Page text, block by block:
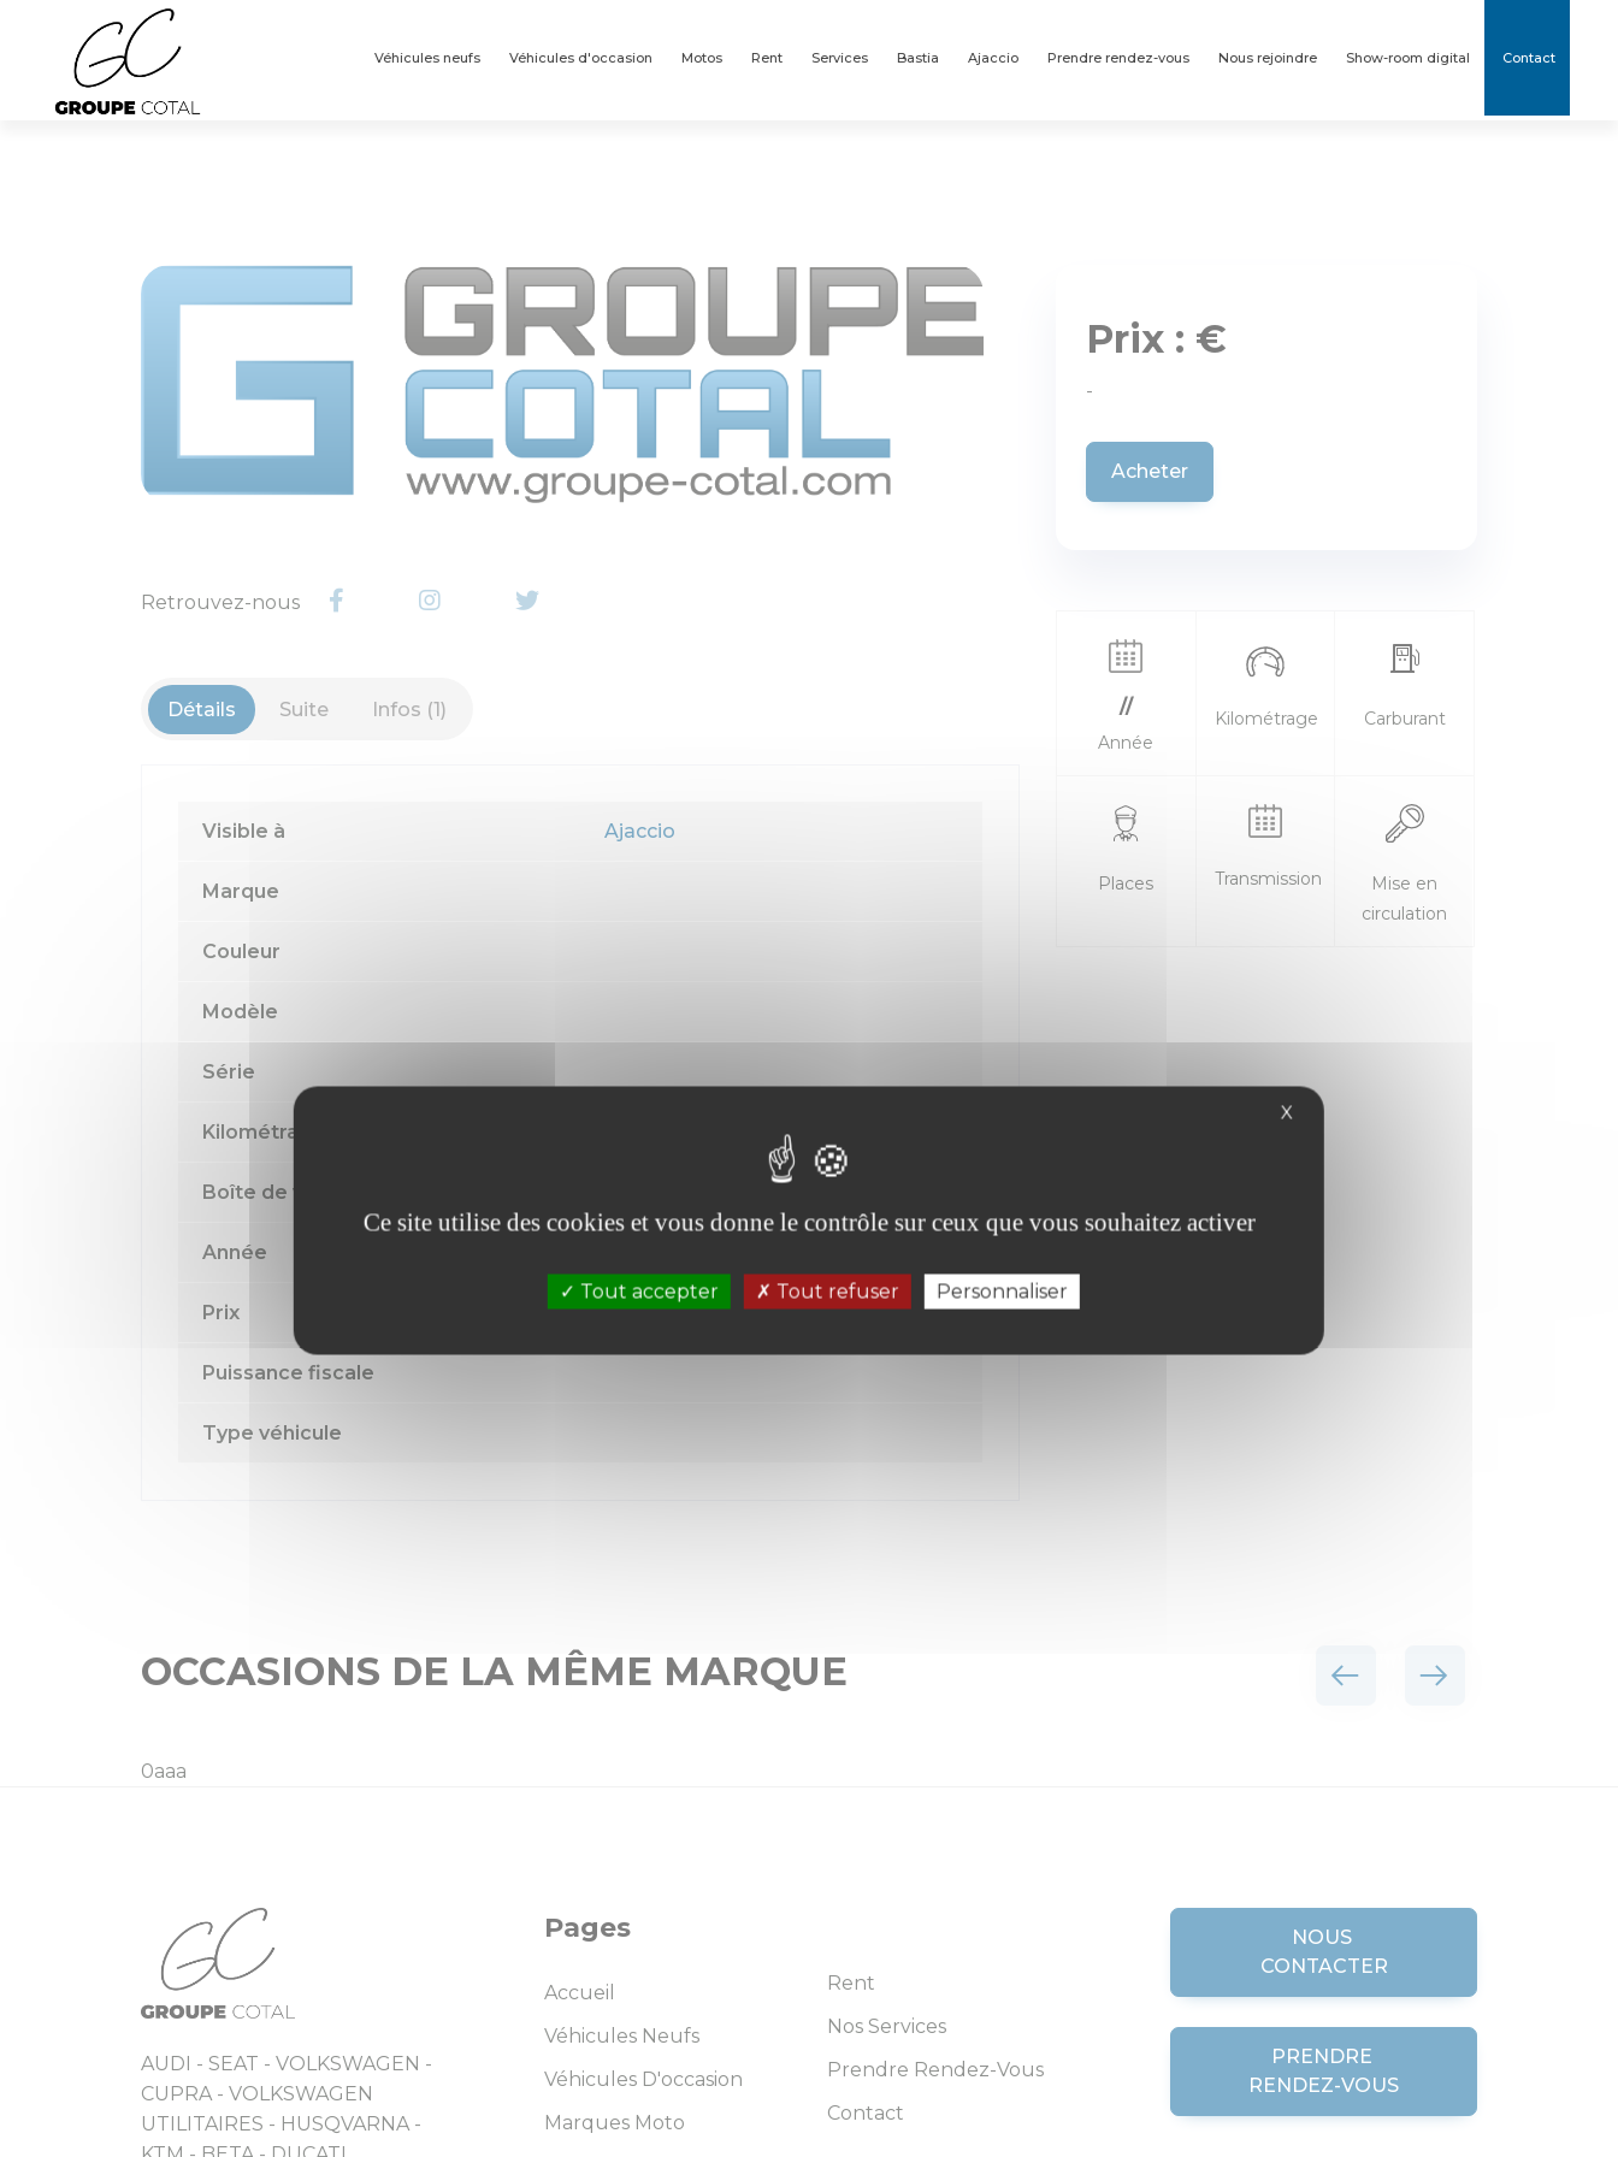
Véhicules neufs Véhicules d'occasion Motos Rent Services Bastia Ajaccio Prendre rendez-vous Nous rejoindre Show-room digital Contact
Retrouvez-nous
Détails Suite Infos (1)
Visible à Ajaccio
Marque
Couleur
Modèle
Série
Kilométrage
Boîte de vitesse
Année
Prix
Puissance fiscale
Type véhicule
Prix : €
-
Acheter
//
Année
Kilométrage Carburant
Places Transmission
Mise en
circulation
OCCASIONS DE LA MÊME MARQUE
0aaa
AUDI - SEAT - VOLKSWAGEN -
CUPRA - VOLKSWAGEN
UTILITAIRES - HUSQVARNA -
Pages
Accueil
Véhicules Neufs
Véhicules D'occasion
Marques Moto
Rent
Nos Services
Prendre Rendez-Vous
Contact
NOUS
CONTACTER
PRENDRE
RENDEZ-VOUS
Panneau de gestion des cookies
X
Ce site utilise des cookies et vous donne le contrôle sur ceux que vous souhaitez activer
Tout accepter Tout refuser Personnaliser